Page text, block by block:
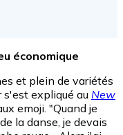
économique
et plein de variétés
s'est expliqué au New
emoji. "Quand je
la danse, je devais